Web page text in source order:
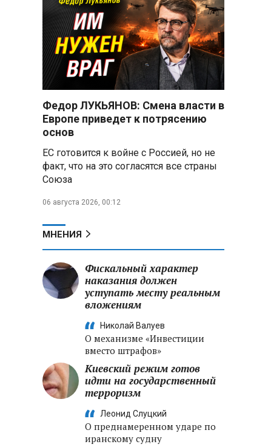
Строительство крупнейшего
логцентра Wildberries в
Беларуси идет с опережением
графика
Вячеслав Володин:
Противодействие
мошенничеству и миграционная
политика — приоритеты работы
Госдумы
Владимир Путин запросил у
военного командования оценки
крупные кадровые
Минобороны РФ: новые
военно-строительные
подразделения будут возводить
стране
Федор ЛУКЬЯНОВ: Смена власти в
Европе приведет к потрясению
основ
ЕС готовится к войне с Россией, но не
факт, что на это согласятся все страны
Союза
06 августа 2026, 00:12
МНЕНИЯ
Фискальный характер
наказания должен
уступать месту реальным
вложениям
Николай Валуев
О механизме «Инвестиции
вместо штрафов»
Киевский режим готов
идти на государственный
терроризм
Леонид Слуцкий
О преднамеренном ударе по
иранскому судну